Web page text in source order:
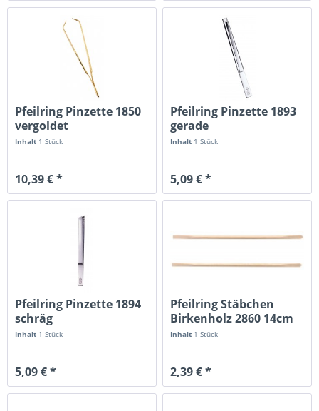
Pfeilring Pinzette 1850
vergoldet
Inhalt 1 Stück
10,39 € *
Pfeilring Pinzette 1893
gerade
Inhalt 1 Stück
5,09 € *
Pfeilring Pinzette 1894
schräg
Inhalt 1 Stück
5,09 € *
Pfeilring Stäbchen
Birkenholz 2860 14cm
Inhalt 1 Stück
2,39 € *